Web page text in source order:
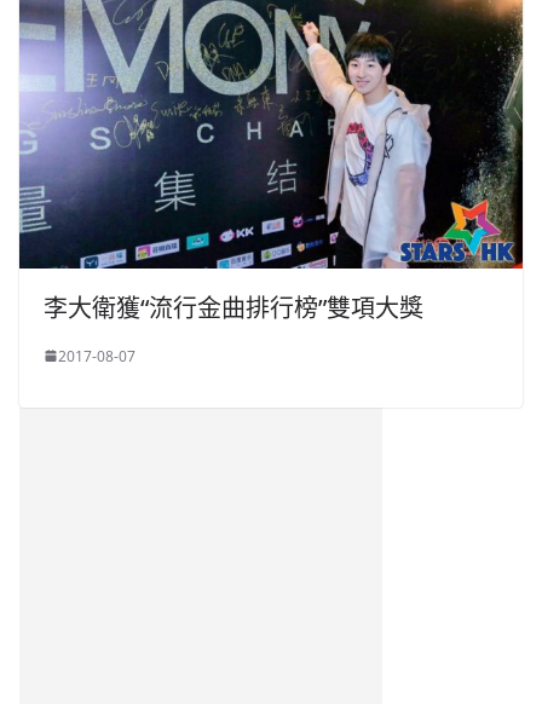
李大衛獲“流行金曲排行榜”雙項大獎
2017-08-07